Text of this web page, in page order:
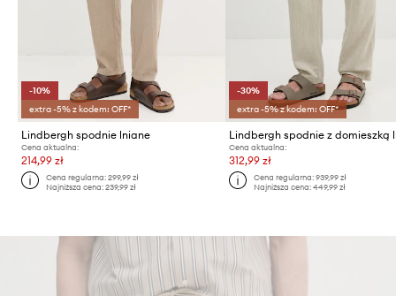
-10%
extra -5% z kodem: OFF*
Lindbergh spodnie lniane
Cena aktualna:
214,99 zł
Cena regularna:299,99 zł
Najniższa cena:239,99 zł
-30%
extra -5% z kodem: OFF*
Lindbergh spodnie z domieszką
Cena aktualna:
312,99 zł
Cena regularna: 939,99 zł
Najniższa cena: 449,99 zł